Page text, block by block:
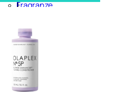
Fragranze
Donna
L’OCCITANE
FIORI
Valutato